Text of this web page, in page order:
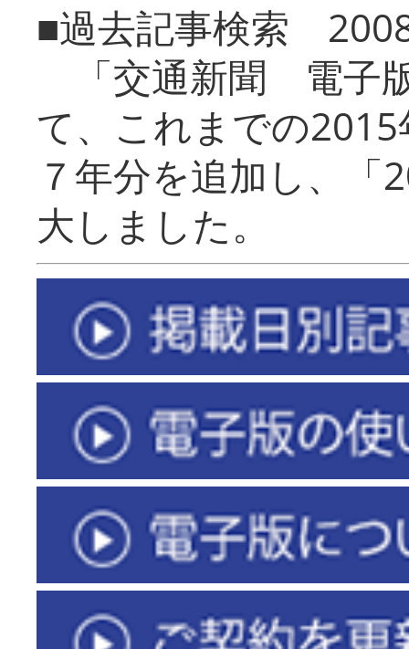
■過去記事検索
「交通新聞 電子
て、これまでの
７年分を追加し、「
大しまし